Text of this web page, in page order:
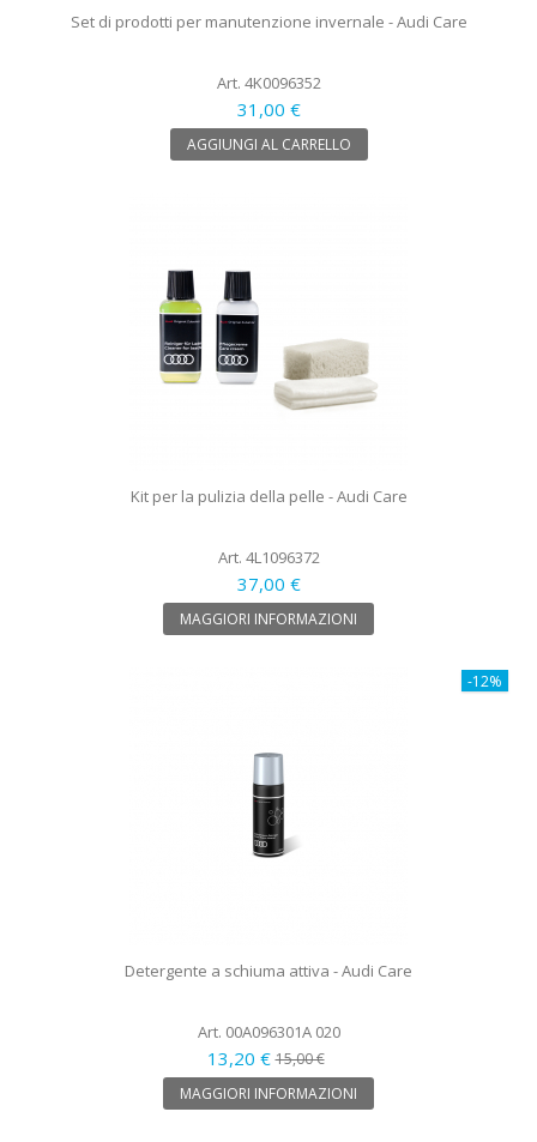
Set di prodotti per manutenzione invernale - Audi Care
Art. 4K0096352
31,00 €
AGGIUNGI AL CARRELLO
Kit per la pulizia della pelle - Audi Care
Art. 4L1096372
37,00 €
MAGGIORI INFORMAZIONI
-12%
Detergente a schiuma attiva - Audi Care
Art. 00A096301A 020
13,20 €15,00 €
MAGGIORI INFORMAZIONI